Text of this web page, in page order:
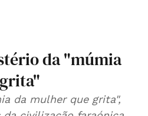
da "múmia
da mulher que grita",